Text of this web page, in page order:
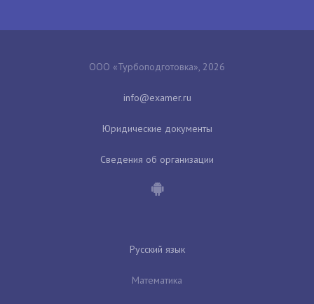
ООО «Турбоподготовка», 2026
Юридические документы
Сведения об организации
Русский язык
Математика